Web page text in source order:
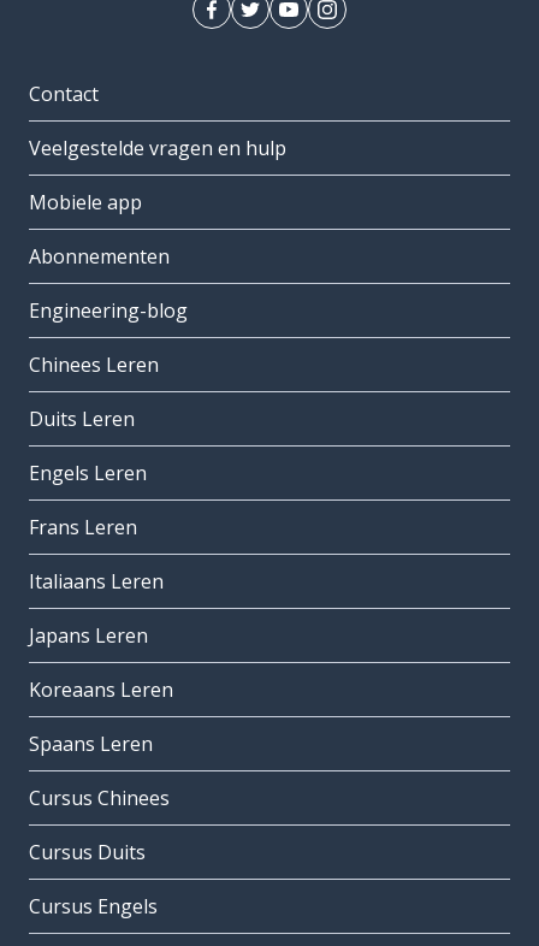
Contact
Veelgestelde vragen en hulp
Mobiele app
Abonnementen
Engineering-blog
Chinees Leren
Duits Leren
Engels Leren
Frans Leren
Italiaans Leren
Japans Leren
Koreaans Leren
Spaans Leren
Cursus Chinees
Cursus Duits
Cursus Engels